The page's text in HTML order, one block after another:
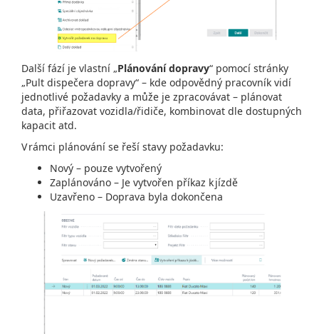
Další fází je vlastní „Plánování dopravy“ pomocí stránky
„Pult dispečera dopravy“ – kde odpovědný pracovník vidí
jednotlivé požadavky a může je zpracovávat – plánovat
data, přiřazovat vozidla/řidiče, kombinovat dle dostupných
kapacit atd.
V rámci plánování se řeší stavy požadavku:
Nový – pouze vytvořený
Zaplánováno – Je vytvořen příkaz k jízdě
Uzavřeno – Doprava byla dokončena